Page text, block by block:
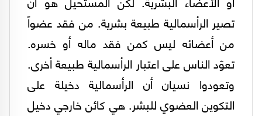
تصير الرأسمالية طبيعة بشرية. من فقد عضواً
من أعضائه ليس كمن فقد ماله أو خسره.
تعوّد الناس على اعتبار الرأسمالية طبيعة أخرى.
وتعودوا نسيان أن الرأسمالية دخيلة على
التكوين العضوي للبشر. هي كائن خارجي دخيل